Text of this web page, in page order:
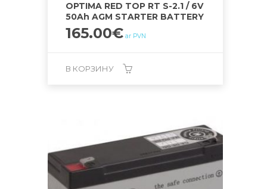
OPTIMA RED TOP RT S-2.1 / 6V
50Ah AGM STARTER BATTERY
165.00€ ar PVN
В КОРЗИНУ